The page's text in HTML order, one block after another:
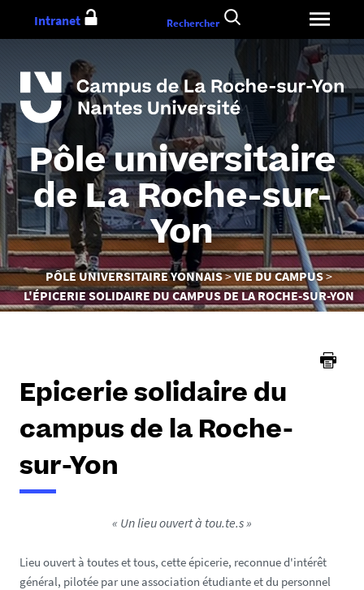
au
Pôle universitaire
de La Roche-sur-
Yon
Vous
êtes
ici :
PÔLE UNIVERSITAIRE YONNAIS
VIE DU CAMPUS
L'ÉPICERIE SOLIDAIRE DU CAMPUS DE LA ROCHE-SUR-YON
Intranet Rechercher
Epicerie solidaire du
campus de la Roche-
sur-Yon
« Un lieu ouvert à tou.te.s »
Lieu ouvert à toutes et tous, cette épicerie, reconnue d'intérêt
général, pilotée par une association étudiante et du personnel